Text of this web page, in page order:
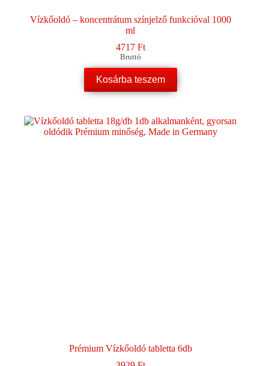
Vízkőoldó – koncentrátum színjelző funkcióval 1000
ml
4717 Ft
Bruttó
Kosárba teszem
Prémium Vízkőoldó tabletta 6db